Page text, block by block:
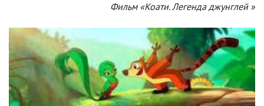
Фильм «Коати. Легенда джунглей »